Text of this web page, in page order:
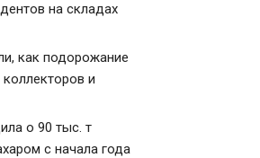
на складах
как подорожание
и
о 90 тыс. т
с начала года